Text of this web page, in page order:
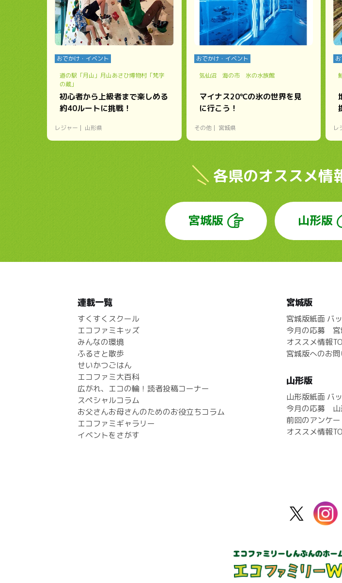
おでかけ・イベント
道の駅「月山」月山あさひ博物村「梵字
の蔵」
初心者から上級者まで楽しめる
約40ルートに挑戦！
レジャー 山形県
おでかけ・イベント
気仙沼 海の市 氷の水族館
マイナス20℃の氷の世界を見
に行こう！
その他 宮城県 レ
各県のオススメ情
宮城版 山形版
連載一覧
すくすくスクール
エコファミキッズ
みんなの環境
ふるさと散歩
せいかつごはん
エコファミ大百科
広がれ、エコの輪！読者投稿コーナー
スペシャルコラム
お父さんお母さんのためのお役立ちコラム
エコファミギャラリー
イベントをさがす
宮城版
宮城版紙面 バ
今月の応募 宮
オススメ情報
宮城版へのお
山形版
山形版紙面 バ
今月の応募 山
前回のアンケ
オススメ情報